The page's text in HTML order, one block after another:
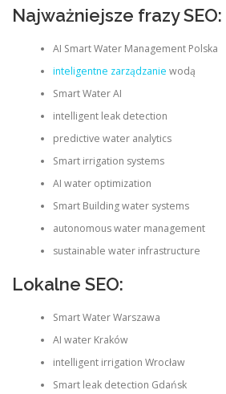
Najważniejsze frazy SEO:
AI Smart Water Management Polska
inteligentne zarządzanie wodą
Smart Water AI
intelligent leak detection
predictive water analytics
Smart irrigation systems
AI water optimization
Smart Building water systems
autonomous water management
sustainable water infrastructure
Lokalne SEO:
Smart Water Warszawa
AI water Kraków
intelligent irrigation Wrocław
Smart leak detection Gdańsk